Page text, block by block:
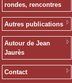
rondes, rencontres
Autres publications
Autour de Jean
Jaurès
Contact